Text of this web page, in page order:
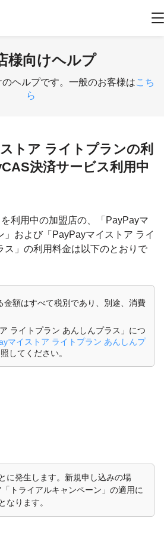
様向けヘルプ
ヘルプです。一般のお客様はこち
ら
トア ライトプランの利
決済サービス利用中
利用中の加盟店の、「PayPayマ
」および「PayPayマイストア ライ
ス」の利用料金は以下のとおりで
金額はすべて税別であり、別途、消費
ライトプラン あんしんプラス」につ
マイストア ライトプラン あんしんプ
してください。
に発生します。新規申し込みの場
トライアルキャンペーン」の適用に
なります。